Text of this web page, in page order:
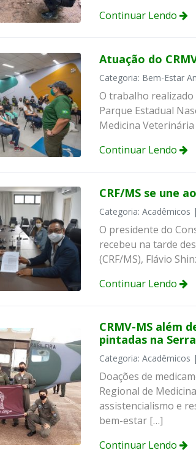
Continuar Lendo
Atuação do
Categoria: Bem-Estar
O trabalho realizado
Parque Estadual
Medicina
Continuar Lendo
CRF/MS se une
Categoria:
O presidente do
recebeu na tarde
(CRF/MS), Flávio
Continuar Lendo
CRMV-MS além
pintadas na
Categoria:
Doações de
Regional de
assistencialismo e
bem-estar […]
Continuar Lendo